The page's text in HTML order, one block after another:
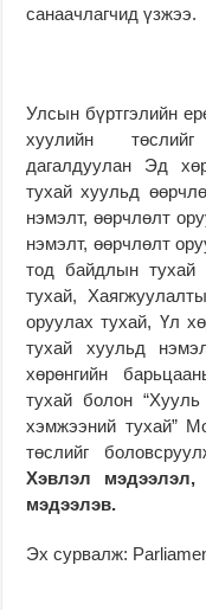
санаачлагчид үзжээ.
Улсын бүртгэлийн
хуулийн
дагалдуулан Эд
тухай хуульд
нэмэлт, өөрчлөлт
нэмэлт, өөрчлөлт
тод байдлын тухай
тухай,
оруулах тухай, Үл
тухай хуульд
хөрөнгийн
тухай болон
хэмжээний тухай”
төслийг
Хэвлэл мэдээлэл,
мэдээлэв.
Эх сурвалж: